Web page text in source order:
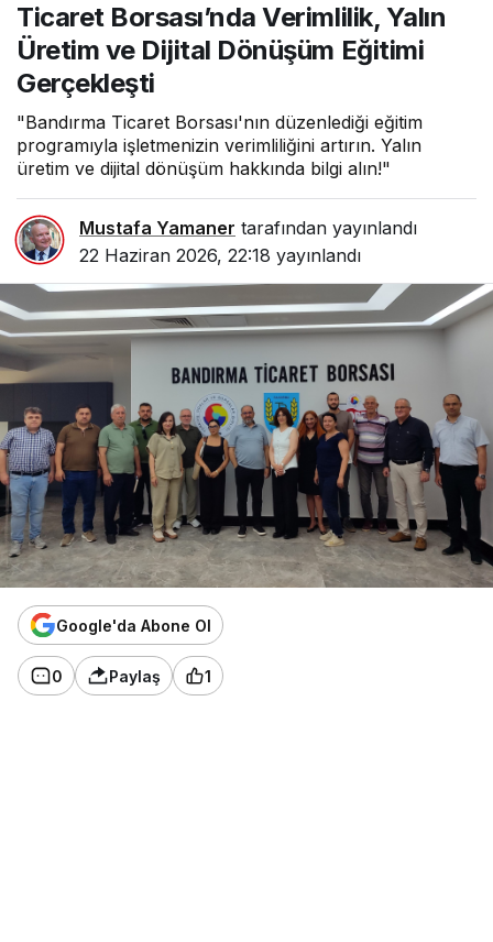
Dijital Dönüşüm Eğitimi
Gerçekleşti
Ticaret Borsası’nda Verimlilik, Yalın
Üretim ve Dijital Dönüşüm Eğitimi
Gerçekleşti
"Bandırma Ticaret Borsası'nın düzenlediği eğitim
programıyla işletmenizin verimliliğini artırın. Yalın
üretim ve dijital dönüşüm hakkında bilgi alın!"
Mustafa Yamaner tarafından yayınlandı
22 Haziran 2026, 22:18 yayınlandı
Google'da Abone Ol
0 Paylaş 1